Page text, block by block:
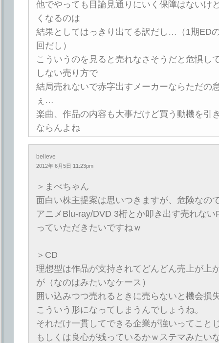
他でやっても目論見通りにいく保障はないけ
くなるのは
結果としてはっきり出てる訳だし…（1期ED
回だし）
こういうのを見ると売れなさそうだと危惧し
しない売り方で
結局売れないで赤字出すメーカーならただの
ぇ…
楽曲、作品の内容も大事だけど買う動機を引
ならんよね
believe
2012年 6月5日 11:23pm
＞まべちゃん
面白い株主提案は思いつきますが、危険なの
アニメBlu-ray/DVD 3桁とか叩き出す売れな
っていただきたいですねｗ
＞CD
理想型は作品が支持されてどんどん売上が上
が（なのはみたいなケース）
囲い込みつつ売れるときに売らないと機会損
こういう形になってしまうんでしょうね。
それだけ一貫してできる企業が強いってこと
もしくは良心が残っているかｗステマみたい